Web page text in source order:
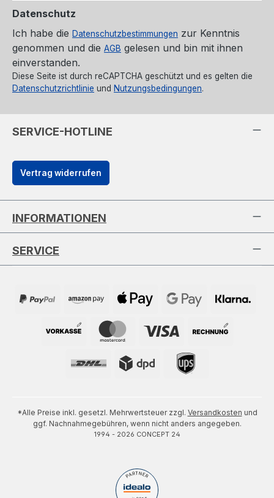
Datenschutz
Ich habe die Datenschutzbestimmungen zur Kenntnis
genommen und die AGB gelesen und bin mit ihnen
einverstanden.
Diese Seite ist durch reCAPTCHA geschützt und es gelten die
Datenschutzrichtlinie und Nutzungsbedingungen.
SERVICE-HOTLINE
Vertrag widerrufen
INFORMATIONEN
SERVICE
*Alle Preise inkl. gesetzl. Mehrwertsteuer zzgl. Versandkosten und
ggf. Nachnahmegebühren, wenn nicht anders angegeben.
1994 - 2026 CONCEPT 24